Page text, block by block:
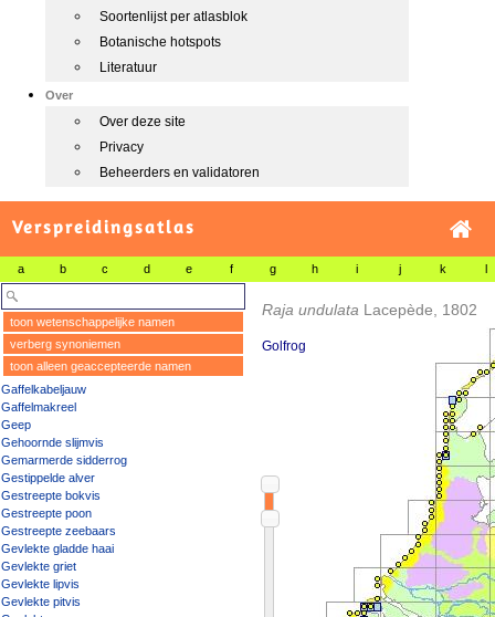
Soortenlijst per atlasblok
Botanische hotspots
Literatuur
Over
Over deze site
Privacy
Beheerders en validatoren
Verspreidingsatlas
a b c d e f g h i j k l
toon wetenschappelijke namen
verberg synoniemen
toon alleen geaccepteerde namen
Gaffelkabeljauw
Gaffelmakreel
Geep
Gehoornde slijmvis
Gemarmerde sidderrog
Gestippelde alver
Gestreepte bokvis
Gestreepte poon
Gestreepte zeebaars
Gevlekte gladde haai
Gevlekte griet
Gevlekte lipvis
Gevlekte pitvis
Raja undulata Lacepède, 1802
Golfrog